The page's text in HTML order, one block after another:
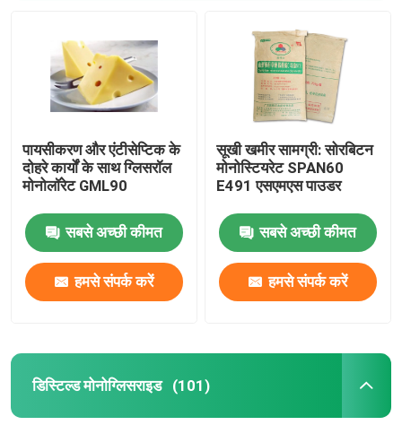
पायसीकरण और एंटीसेप्टिक के
दोहरे कार्यों के साथ ग्लिसरॉल
मोनोलॉरेट GML90
सबसे अच्छी कीमत
हमसे संपर्क करें
सूखी खमीर सामग्री: सोरबिटन
मोनोस्टियरेट SPAN60
E491 एसएमएस पाउडर
सबसे अच्छी कीमत
हमसे संपर्क करें
डिस्टिल्ड मोनोग्लिसराइड (101)